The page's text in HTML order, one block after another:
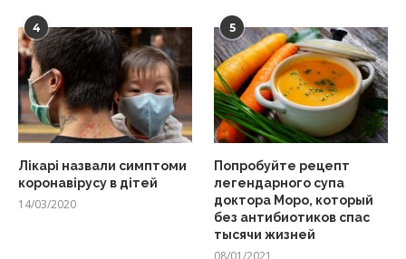
4
Лікарі назвали симптоми
коронавірусу в дітей
14/03/2020
5
Попробуйте рецепт
легендарного супа
доктора Моро, который
без антибиотиков спас
тысячи жизней
08/01/2021